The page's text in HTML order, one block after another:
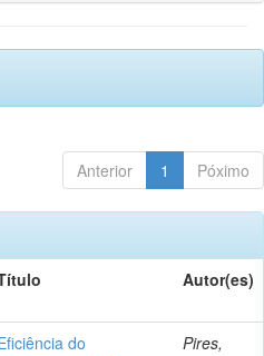
Anterior 1 Póximo
Autor(es)
do
Pires,